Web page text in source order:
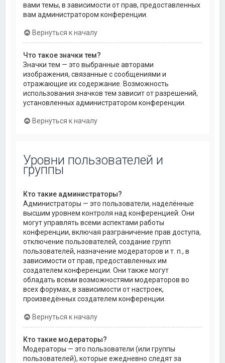
вами темы, в зависимости от прав, предоставленных
вам администратором конференции.
Вернуться к началу
Что такое значки тем?
Значки тем — это выбранные авторами
изображения, связанные с сообщениями и
отражающие их содержание. Возможность
использования значков тем зависит от разрешений,
установленных администратором конференции.
Вернуться к началу
Уровни пользователей и
группы
Кто такие администраторы?
Администраторы — это пользователи, наделённые
высшим уровнем контроля над конференцией. Они
могут управлять всеми аспектами работы
конференции, включая разграничение прав доступа,
отключение пользователей, создание групп
пользователей, назначение модераторов и т. п., в
зависимости от прав, предоставленных им
создателем конференции. Они также могут
обладать всеми возможностями модераторов во
всех форумах, в зависимости от настроек,
произведённых создателем конференции.
Вернуться к началу
Кто такие модераторы?
Модераторы — это пользователи (или группы
пользователей), которые ежедневно следят за